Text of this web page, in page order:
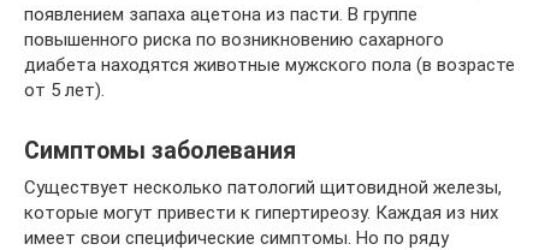
появлением запаха ацетона из пасти. В группе
повышенного риска по возникновению сахарного
диабета находятся животные мужского пола (в возрасте
от 5 лет).
Симптомы заболевания
Существует несколько патологий щитовидной железы,
которые могут привести к гипертиреозу. Каждая из них
имеет свои специфические симптомы. Но по ряду